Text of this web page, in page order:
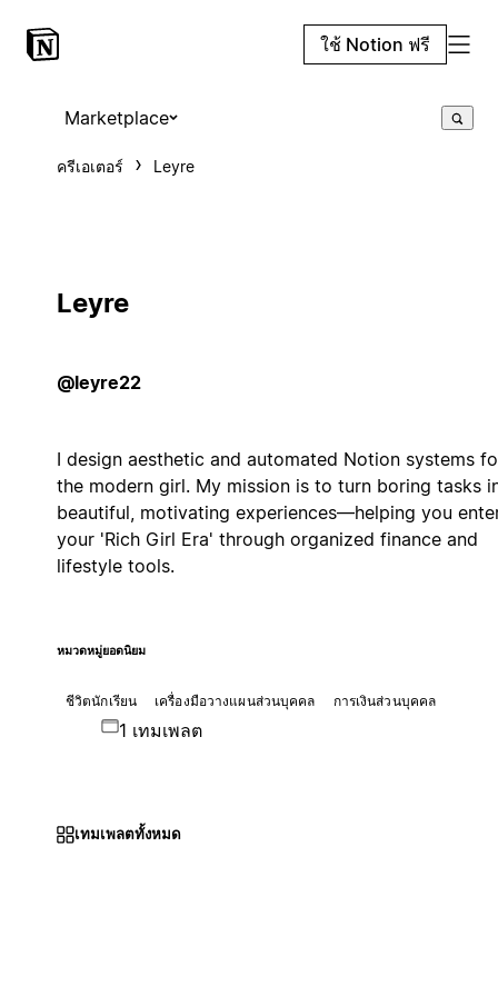
ใช้ Notion ฟรี
Marketplace
ครีเอเตอร์ Leyre
Leyre
@leyre22
I design aesthetic and automated Notion systems
the modern girl. My mission is to turn boring tasks
beautiful, motivating experiences—helping you
your 'Rich Girl Era' through organized finance and
lifestyle tools.
หมวดหมู่ยอดนิยม
ชีวิตนักเรียน เครื่องมือวางแผนส่วนบุคคล การเงินส่วนบุคคล
1 เทมเพลต
เทมเพลตทั้งหมด